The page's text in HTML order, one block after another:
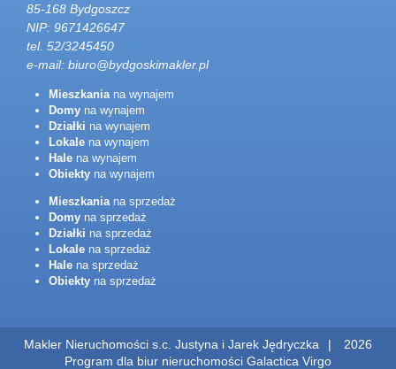
85-168 Bydgoszcz
NIP: 9671426647
tel. 52/3245450
e-mail: biuro@bydgoskimakler.pl
Mieszkania na wynajem
Domy na wynajem
Działki na wynajem
Lokale na wynajem
Hale na wynajem
Obiekty na wynajem
Mieszkania na sprzedaż
Domy na sprzedaż
Działki na sprzedaż
Lokale na sprzedaż
Hale na sprzedaż
Obiekty na sprzedaż
Makler Nieruchomości s.c. Justyna i Jarek Jędryczka
2026
Program dla biur nieruchomości Galactica Virgo